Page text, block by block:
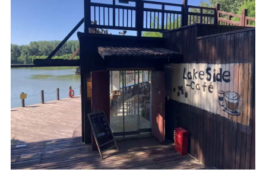
是北京平原地区著名的大型湿地
被誉为“京东大芦荡”
盛夏时节，园内绿荫蔽日、湖水潺潺
微风掠过湖面，送来阵阵清凉